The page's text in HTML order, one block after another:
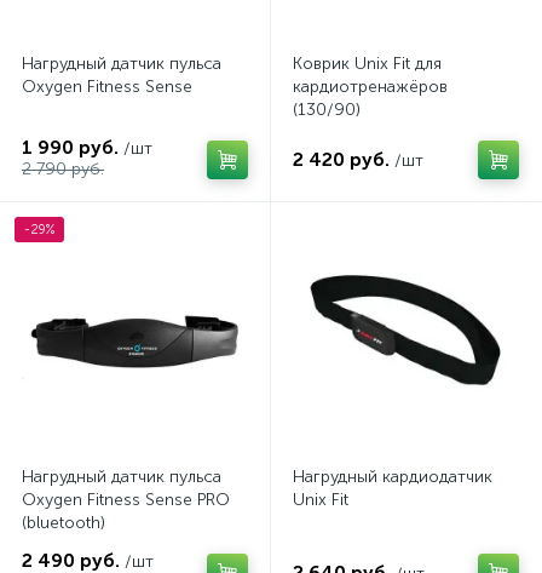
Нагрудный датчик пульса
Oxygen Fitness Sense
1 990 руб. /шт
2 790 руб.
Коврик Unix Fit для
кардиотренажёров
(130/90)
2 420 руб. /шт
-29%
Нагрудный датчик пульса
Oxygen Fitness Sense PRO
(bluetooth)
2 490 руб. /шт
Нагрудный кардиодатчик
Unix Fit